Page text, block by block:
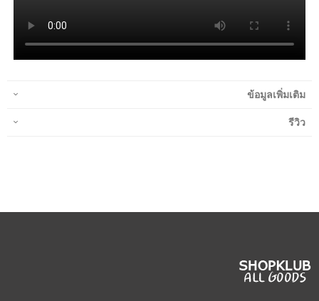
ข้อมูลเพิ่มเติม
รีวิว